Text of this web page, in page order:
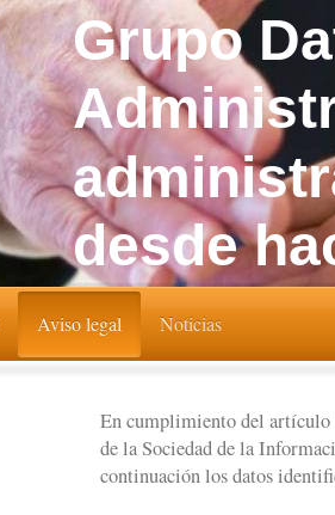
Grupo
desde
Aviso legal Noticias
En cumplimiento del artículo
de la Sociedad de la
continuación los datos